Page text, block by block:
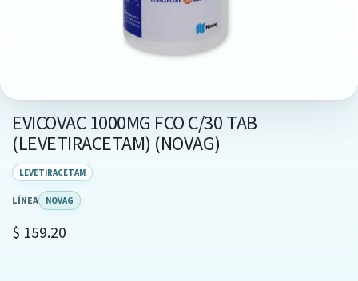
EVICOVAC 1000MG FCO C/30 TAB
(LEVETIRACETAM) (NOVAG)
LEVETIRACETAM
LÍNEA NOVAG
$ 159.20